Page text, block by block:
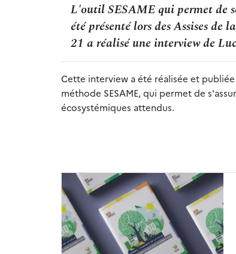
L'outil SESAME qui permet de
été présenté lors des Assises
21 a réalisé une interview de
Cette interview a été réalisée et publiée
méthode SESAME, qui permet de
écosystémiques attendus.